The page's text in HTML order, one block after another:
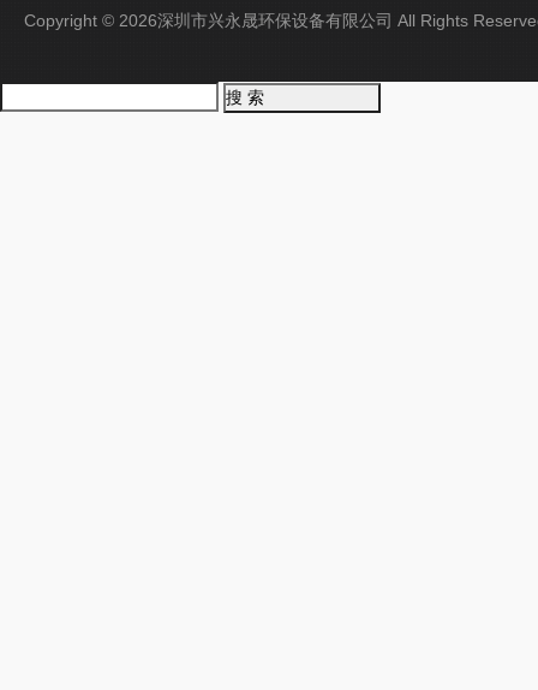
Copyright © 2026深圳市兴永晟环保设备有限公司 All Rights